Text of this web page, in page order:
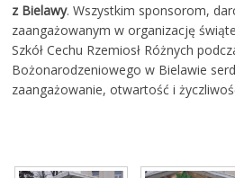
z Bielawy. Wszystkim sponsorom,
zaangażowanym w organizację
Szkół Cechu Rzemiosł Różnych
Bożonarodzeniowego w Bielawie
zaangażowanie, otwartość i